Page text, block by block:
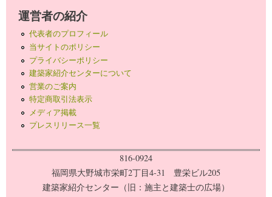
運営者の紹介
代表者のプロフィール
当サイトのポリシー
プライバシーポリシー
建築家紹介センターについて
営業のご案内
特定商取引法表示
メディア掲載
プレスリリース一覧
816-0924
福岡県大野城市栄町2丁目4-31 豊栄ビル205
建築家紹介センター（旧：施主と建築士の広場）